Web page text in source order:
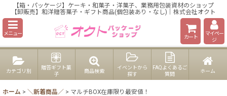
【箱・パッケージ】ケーキ・和菓子・洋菓子、業務用包装資材のショップ
【卸販売】和洋贈答菓子・ギフト商品(個包装あり・なし)｜株式会社オクト
メニュー
カート
マイペー
ジ
カテゴリ別
贈答ギフト菓
子
商品検索
イベントから
探す
FAQよくあるご
質問
ホーム
ホーム > ＼新着商品／ > マルチBOX在庫限り最安値！